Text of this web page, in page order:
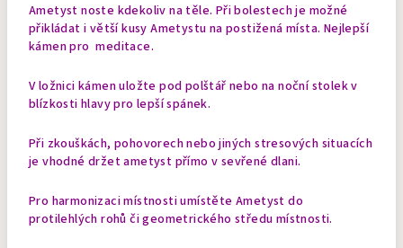
Ametyst noste kdekoliv na těle. Při bolestech je možné
přikládat i větší kusy Ametystu na postižená místa. Nejlepší
kámen pro meditace.
V ložnici kámen uložte pod polštář nebo na noční stolek v
blízkosti hlavy pro lepší spánek.
Při zkouškách, pohovorech nebo jiných stresových situacích
je vhodné držet ametyst přímo v sevřené dlani.
Pro harmonizaci místnosti umístěte Ametyst do
protilehlých rohů či geometrického středu místnosti.